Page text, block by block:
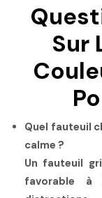
Sur
Quel fauteuil
calme ?
Un fauteuil
favorable à